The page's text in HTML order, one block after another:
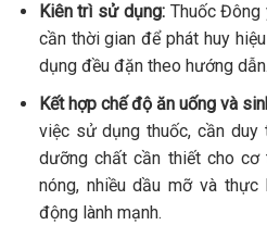
Kiên trì sử dụng:Thuốc Đông
cần thời gian để phát huy
dụng đều đặn theo hướng dẫn.
Kết hợp chế độ ăn uống và
việc sử dụng thuốc, cần
dưỡng chất cần thiết cho cơ
nóng, nhiều dầu mỡ và
động lành mạnh.